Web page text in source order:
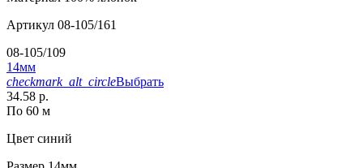
Артикул 08-105/161
08-105/109
14мм
checkmark_alt_circleВыбрать
34.58 р.
По 60 м
Цвет синий